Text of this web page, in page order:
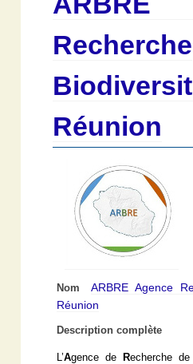
Recherche
Réunion
Nom
ARBRE Agence
Réunion
Description complète
L’Agence de Recherche